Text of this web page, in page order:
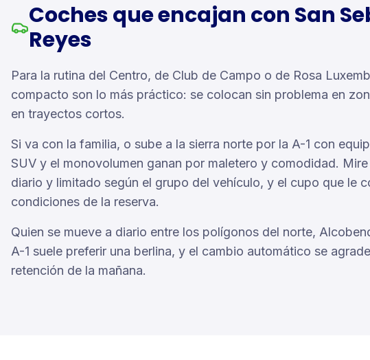
Coches que encajan con San
Reyes
Para la rutina del Centro, de Club de Campo o de Rosa
compacto son lo más práctico: se colocan sin problema en
en trayectos cortos.
Si va con la familia, o sube a la sierra norte por la A-1 con
SUV y el monovolumen ganan por maletero y comodidad.
diario y limitado según el grupo del vehículo, y el cupo que le
condiciones de la reserva.
Quien se mueve a diario entre los polígonos del norte,
A-1 suele preferir una berlina, y el cambio automático se
retención de la mañana.